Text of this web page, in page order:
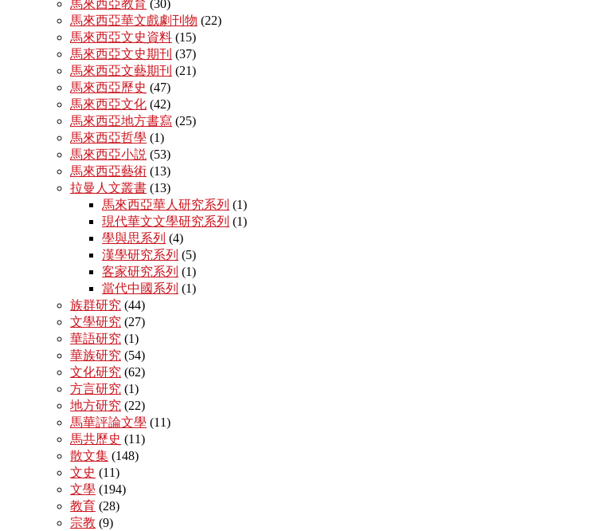
馬來西亞教育 (30)
馬來西亞華文戲劇刊物 (22)
馬來西亞文史資料 (15)
馬來西亞文史期刊 (37)
馬來西亞文藝期刊 (21)
馬來西亞歷史 (47)
馬來西亞文化 (42)
馬來西亞地方書寫 (25)
馬來西亞哲學 (1)
馬來西亞小説 (53)
馬來西亞藝術 (13)
拉曼人文叢書 (13)
馬來西亞華人研究系列 (1)
現代華文文學研究系列 (1)
學與思系列 (4)
漢學研究系列 (5)
客家研究系列 (1)
當代中國系列 (1)
族群研究 (44)
文學研究 (27)
華語研究 (1)
華族研究 (54)
文化研究 (62)
方言研究 (1)
地方研究 (22)
馬華評論文學 (11)
馬共歷史 (11)
散文集 (148)
文史 (11)
文學 (194)
教育 (28)
宗教 (9)